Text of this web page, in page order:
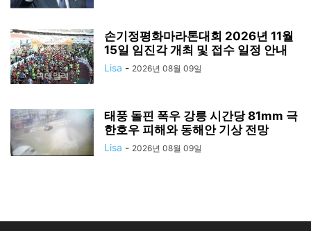
손기정평화마라톤대회 2026년 11월
15일 임진각 개최 및 접수 일정 안내
Lisa - 2026년 08월 09일
태풍 돌핀 폭우 강릉 시간당 81mm 극
한호우 피해와 동해안 기상 전망
Lisa - 2026년 08월 09일